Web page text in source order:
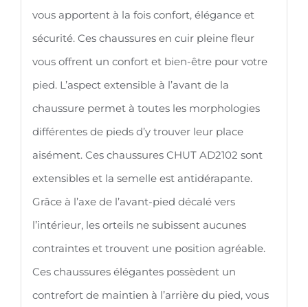
vous apportent à la fois confort, élégance et
sécurité. Ces chaussures en cuir pleine fleur
vous offrent un confort et bien-être pour votre
pied. L’aspect extensible à l’avant de la
chaussure permet à toutes les morphologies
différentes de pieds d’y trouver leur place
aisément. Ces chaussures CHUT AD2102 sont
extensibles et la semelle est antidérapante.
Grâce à l’axe de l’avant-pied décalé vers
l’intérieur, les orteils ne subissent aucunes
contraintes et trouvent une position agréable.
Ces chaussures élégantes possèdent un
contrefort de maintien à l’arrière du pied, vous